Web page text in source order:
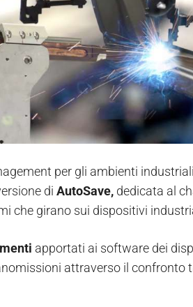
per gli ambienti
di AutoSave, dedicata al
che girano sui dispositivi
apportati ai software dei
attraverso il confronto